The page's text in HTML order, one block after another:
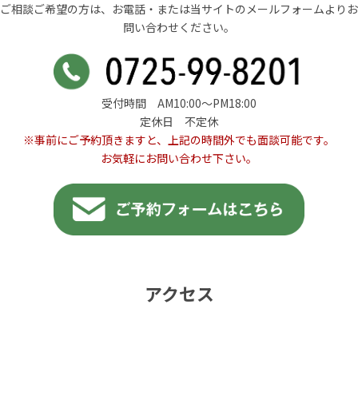
ご相談ご希望の方は、お電話・または当サイトのメールフォームよりお
問い合わせください。
受付時間 AM10:00〜PM18:00
定休日 不定休
※事前にご予約頂きますと、上記の時間外でも面談可能です。
お気軽にお問い合わせ下さい。
アクセス